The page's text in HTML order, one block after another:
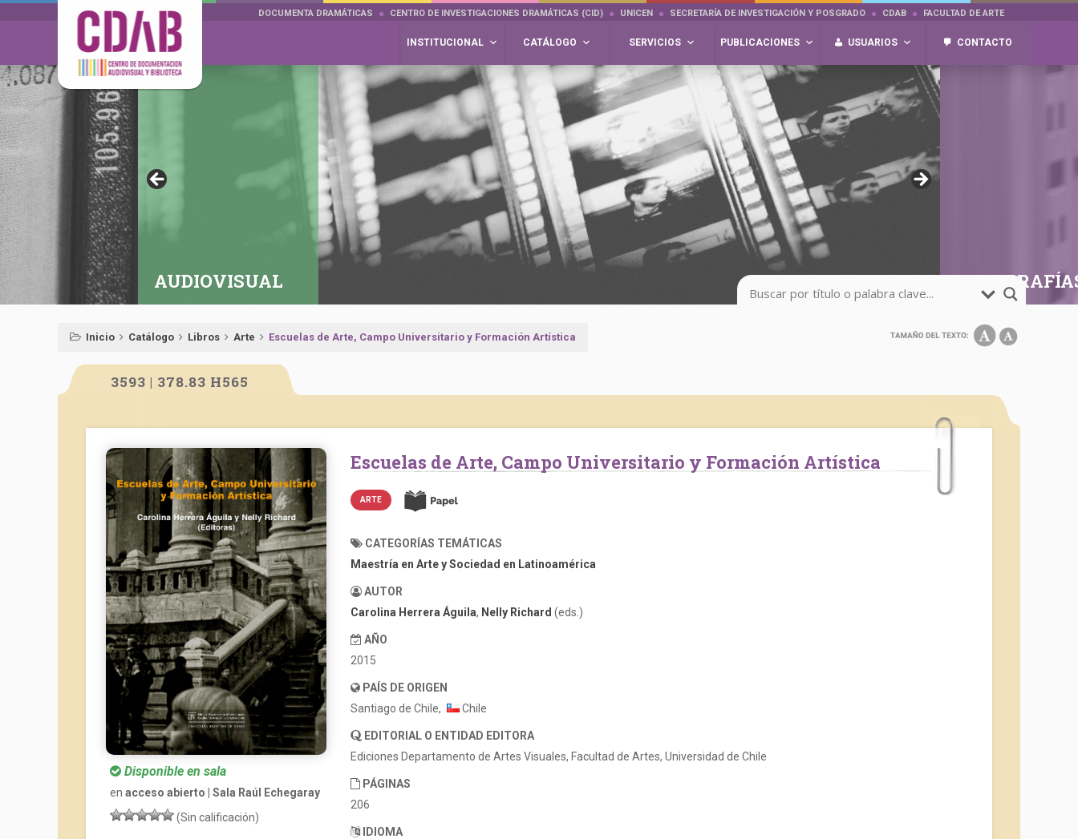
DOCUMENTA DRAMÁTICAS CENTRO DE INVESTIGACIONES DRAMÁTICAS (CID) UNICEN SECRETARÍA DE INVESTIGACIÓN Y POSGRADO CDAB FACULTAD DE ARTE
INSTITUCIONAL CATÁLOGO SERVICIOS PUBLICACIONES USUARIOS CONTACTO
AUDIOVISUAL
Inicio Catálogo Libros Arte Escuelas de Arte, Campo Universitario y Formación Artística
3593 | 378.83 H565
Disponible en sala
en acceso abierto | Sala Raúl Echegaray
(Sin calificación)
Escuelas de Arte, Campo Universitario y Formación Artística
ARTE
CATEGORÍAS TEMÁTICAS
Maestría en Arte y Sociedad en Latinoamérica
AUTOR
Carolina Herrera Águila, Nelly Richard (eds.)
AÑO
2015
PAÍS DE ORIGEN
Santiago de Chile,
Chile
EDITORIAL O ENTIDAD EDITORA
Ediciones Departamento de Artes Visuales, Facultad de Artes, Universidad de Chile
PÁGINAS
206
IDIOMA